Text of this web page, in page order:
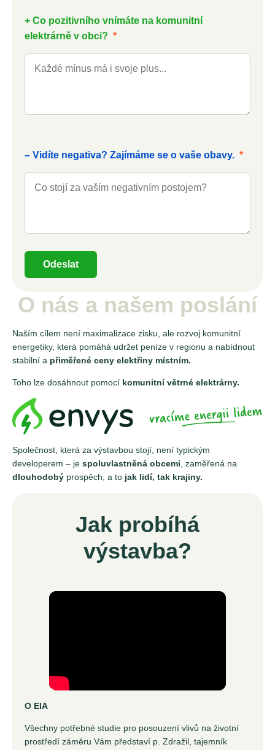
+ Co pozitivního vnímáte na komunitní
elektrárně v obci? *
– Vidíte negativa? Zajímáme se o vaše obavy. *
O nás a našem poslání
Naším cílem není maximalizace zisku, ale rozvoj komunitní
energetiky, která pomáhá udržet peníze v regionu a nabídnout
stabilní a přiměřené ceny elektřiny místním.
Toho lze dosáhnout pomocí komunitní větrné elektrárny.
Společnost, která za výstavbou stojí, není typickým
developerem – je spoluvlastněná obcemi, zaměřená na
dlouhodobý prospěch, a to jak lidí, tak krajiny.
Jak probíhá
výstavba?
O EIA
Všechny potřebné studie pro posouzení vlivů na životní
prostředí záměru Vám představí p. Zdražil, tajemník